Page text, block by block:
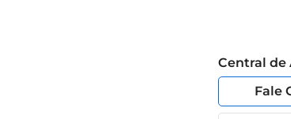
Central
Fale